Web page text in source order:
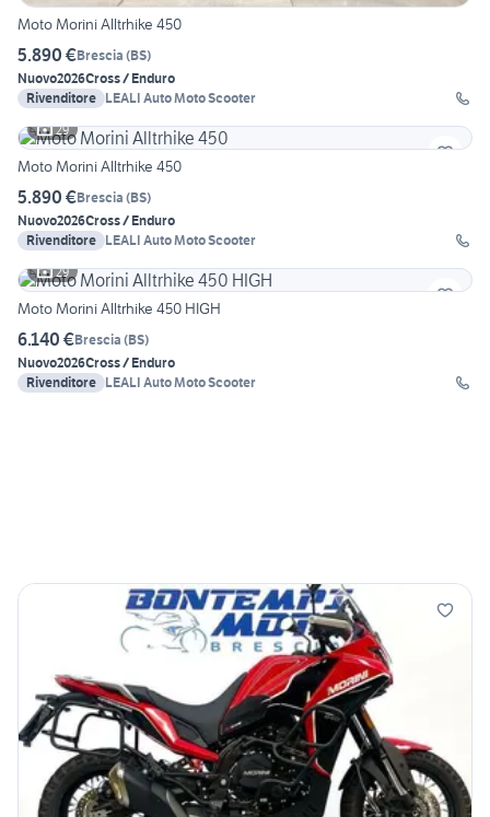
Moto Morini Alltrhike 450
5.890 €Brescia (BS)
Nuovo2026Cross / Enduro
Rivenditore LEALI Auto Moto Scooter
29
Moto Morini Alltrhike 450
5.890 €Brescia (BS)
Nuovo2026Cross / Enduro
Rivenditore LEALI Auto Moto Scooter
29
Moto Morini Alltrhike 450 HIGH
6.140 €Brescia (BS)
Nuovo2026Cross / Enduro
Rivenditore LEALI Auto Moto Scooter